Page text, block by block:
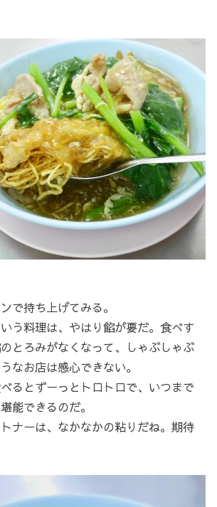
で持ち上げてみる。
いう料理は、やはり餡が要だ。食べす
とろみがなくなって、しゃぶしゃぶ
なお店は感心できない。
るとずーっとトロトロで、いつまで
能できるのだ。
ナーは、なかなかの粘りだね。期待